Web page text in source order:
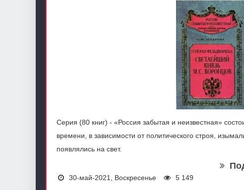
Серия (80 книг) - «Россия забытая и неизвестная»
времени, в зависимости от политического строя,
появлялись на свет.
30-май-2021, Воскресенье 5 149